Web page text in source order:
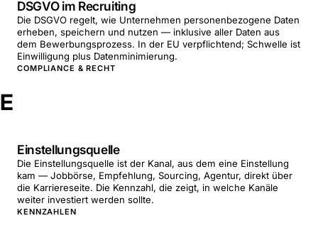
DSGVO im Recruiting
Die DSGVO regelt, wie Unternehmen personenbezogene Daten
erheben, speichern und nutzen — inklusive aller Daten aus
dem Bewerbungsprozess. In der EU verpflichtend; Schwelle ist
Einwilligung plus Datenminimierung.
COMPLIANCE & RECHT
E
Einstellungsquelle
Die Einstellungsquelle ist der Kanal, aus dem eine Einstellung
kam — Jobbörse, Empfehlung, Sourcing, Agentur, direkt über
die Karriereseite. Die Kennzahl, die zeigt, in welche Kanäle
weiter investiert werden sollte.
KENNZAHLEN